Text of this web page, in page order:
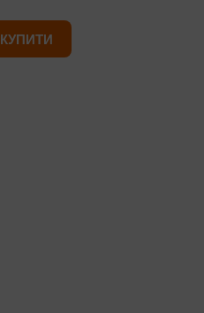
КУПИТИ